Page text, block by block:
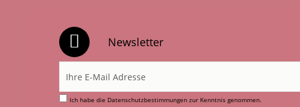
Newsletter
Ich habe die Datenschutzbestimmungen zur Kenntnis genommen.